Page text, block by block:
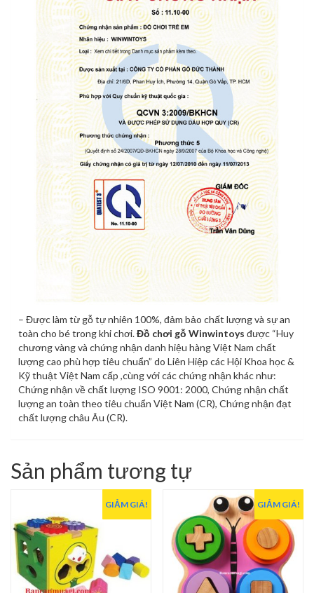
– Được làm từ gỗ tự nhiên 100%, đảm bảo chất lượng và sự an
toàn cho bé trong khi chơi.Đồ chơi gỗ Winwintoys được “Huy
chương vàng và chứng nhận danh hiệu hàng Việt Nam chất
lượng cao phù hợp tiêu chuẩn” do Liên Hiệp các Hội Khoa học &
Kỹ thuật Việt Nam cấp ,cùng với các chứng nhận khác như:
Chứng nhận về chất lượng ISO 9001: 2000, Chứng nhận chất
lượng an toàn theo tiêu chuẩn Việt Nam (CR), Chứng nhận đạt
chất lượng châu Âu (CR).
Sản phẩm tương tự
GIẢM GIÁ! GIẢM GIÁ!